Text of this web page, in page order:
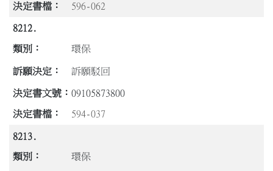
596-062
8212.
環保
訴願駁回
09105873800
594-037
8213.
環保